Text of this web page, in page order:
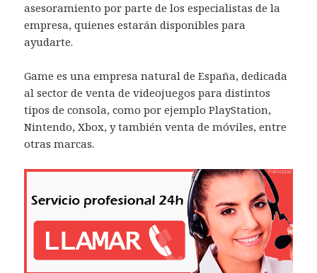
asesoramiento por parte de los especialistas de la
empresa, quienes estarán disponibles para
ayudarte.
Game es una empresa natural de España, dedicada
al sector de venta de videojuegos para distintos
tipos de consola, como por ejemplo PlayStation,
Nintendo, Xbox, y también venta de móviles, entre
otras marcas.